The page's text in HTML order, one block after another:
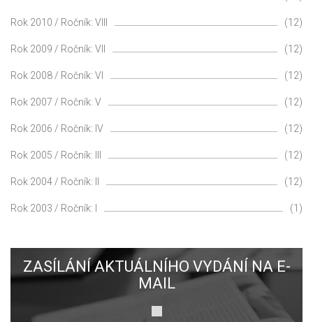
Rok 2010 / Ročník: VIII (12)
Rok 2009 / Ročník: VII (12)
Rok 2008 / Ročník: VI (12)
Rok 2007 / Ročník: V (12)
Rok 2006 / Ročník: IV (12)
Rok 2005 / Ročník: III (12)
Rok 2004 / Ročník: II (12)
Rok 2003 / Ročník: I (1)
ZASÍLÁNÍ AKTUÁLNÍHO VYDÁNÍ NA E-
MAIL